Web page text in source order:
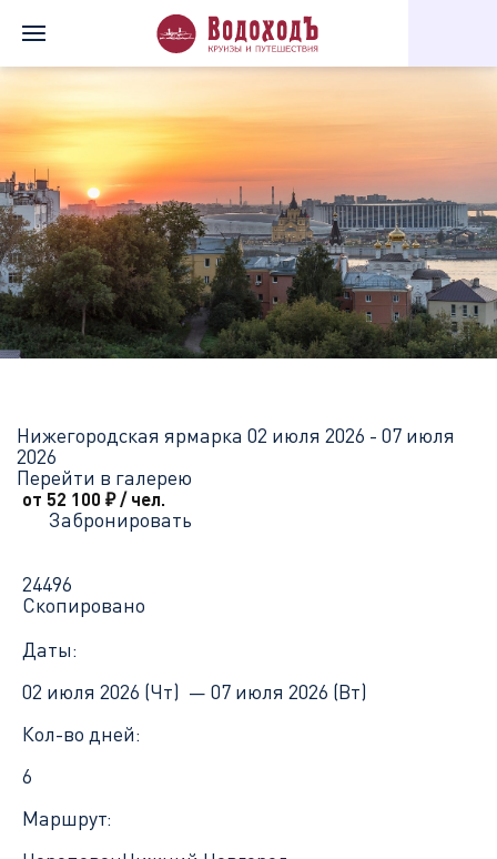
Нижегородская ярмарка 02 июля 2026 - 07 июля
2026
Перейти в галерею
от 52 100 ₽/ чел.
Забронировать
24496
Скопировано
Даты:
02 июля 2026 (Чт) — 07 июля 2026 (Вт)
Кол-во дней:
6
Маршрут: